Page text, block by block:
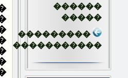
������
�����
���������
�����������